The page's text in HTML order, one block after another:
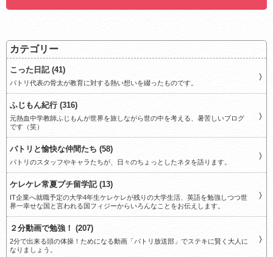
カテゴリー
こった日記 (41)
パトリ代表の骨太が教育に対する熱い想いを綴ったものです。
ふじもん紀行 (316)
元熱血中学教師ふじもんが世界を旅しながら世の中を考える、暑苦しいブログ
です（笑）
パトリと愉快な仲間たち (58)
パトリのスタッフやキャラたちが、日々のちょっとしたネタを語ります。
ケレケレ常夏プチ留学記 (13)
IT企業へ就職予定の大学4年生ケレケレが残りの大学生活、英語を勉強しつつ世
界一幸せな国と言われる国フィジーからいろんなことをお伝えします。
２分動画で勉強！ (207)
2分で出来る頭の体操！ためになる動画「パトリ放送部」でステキに賢く大人に
なりましょう。